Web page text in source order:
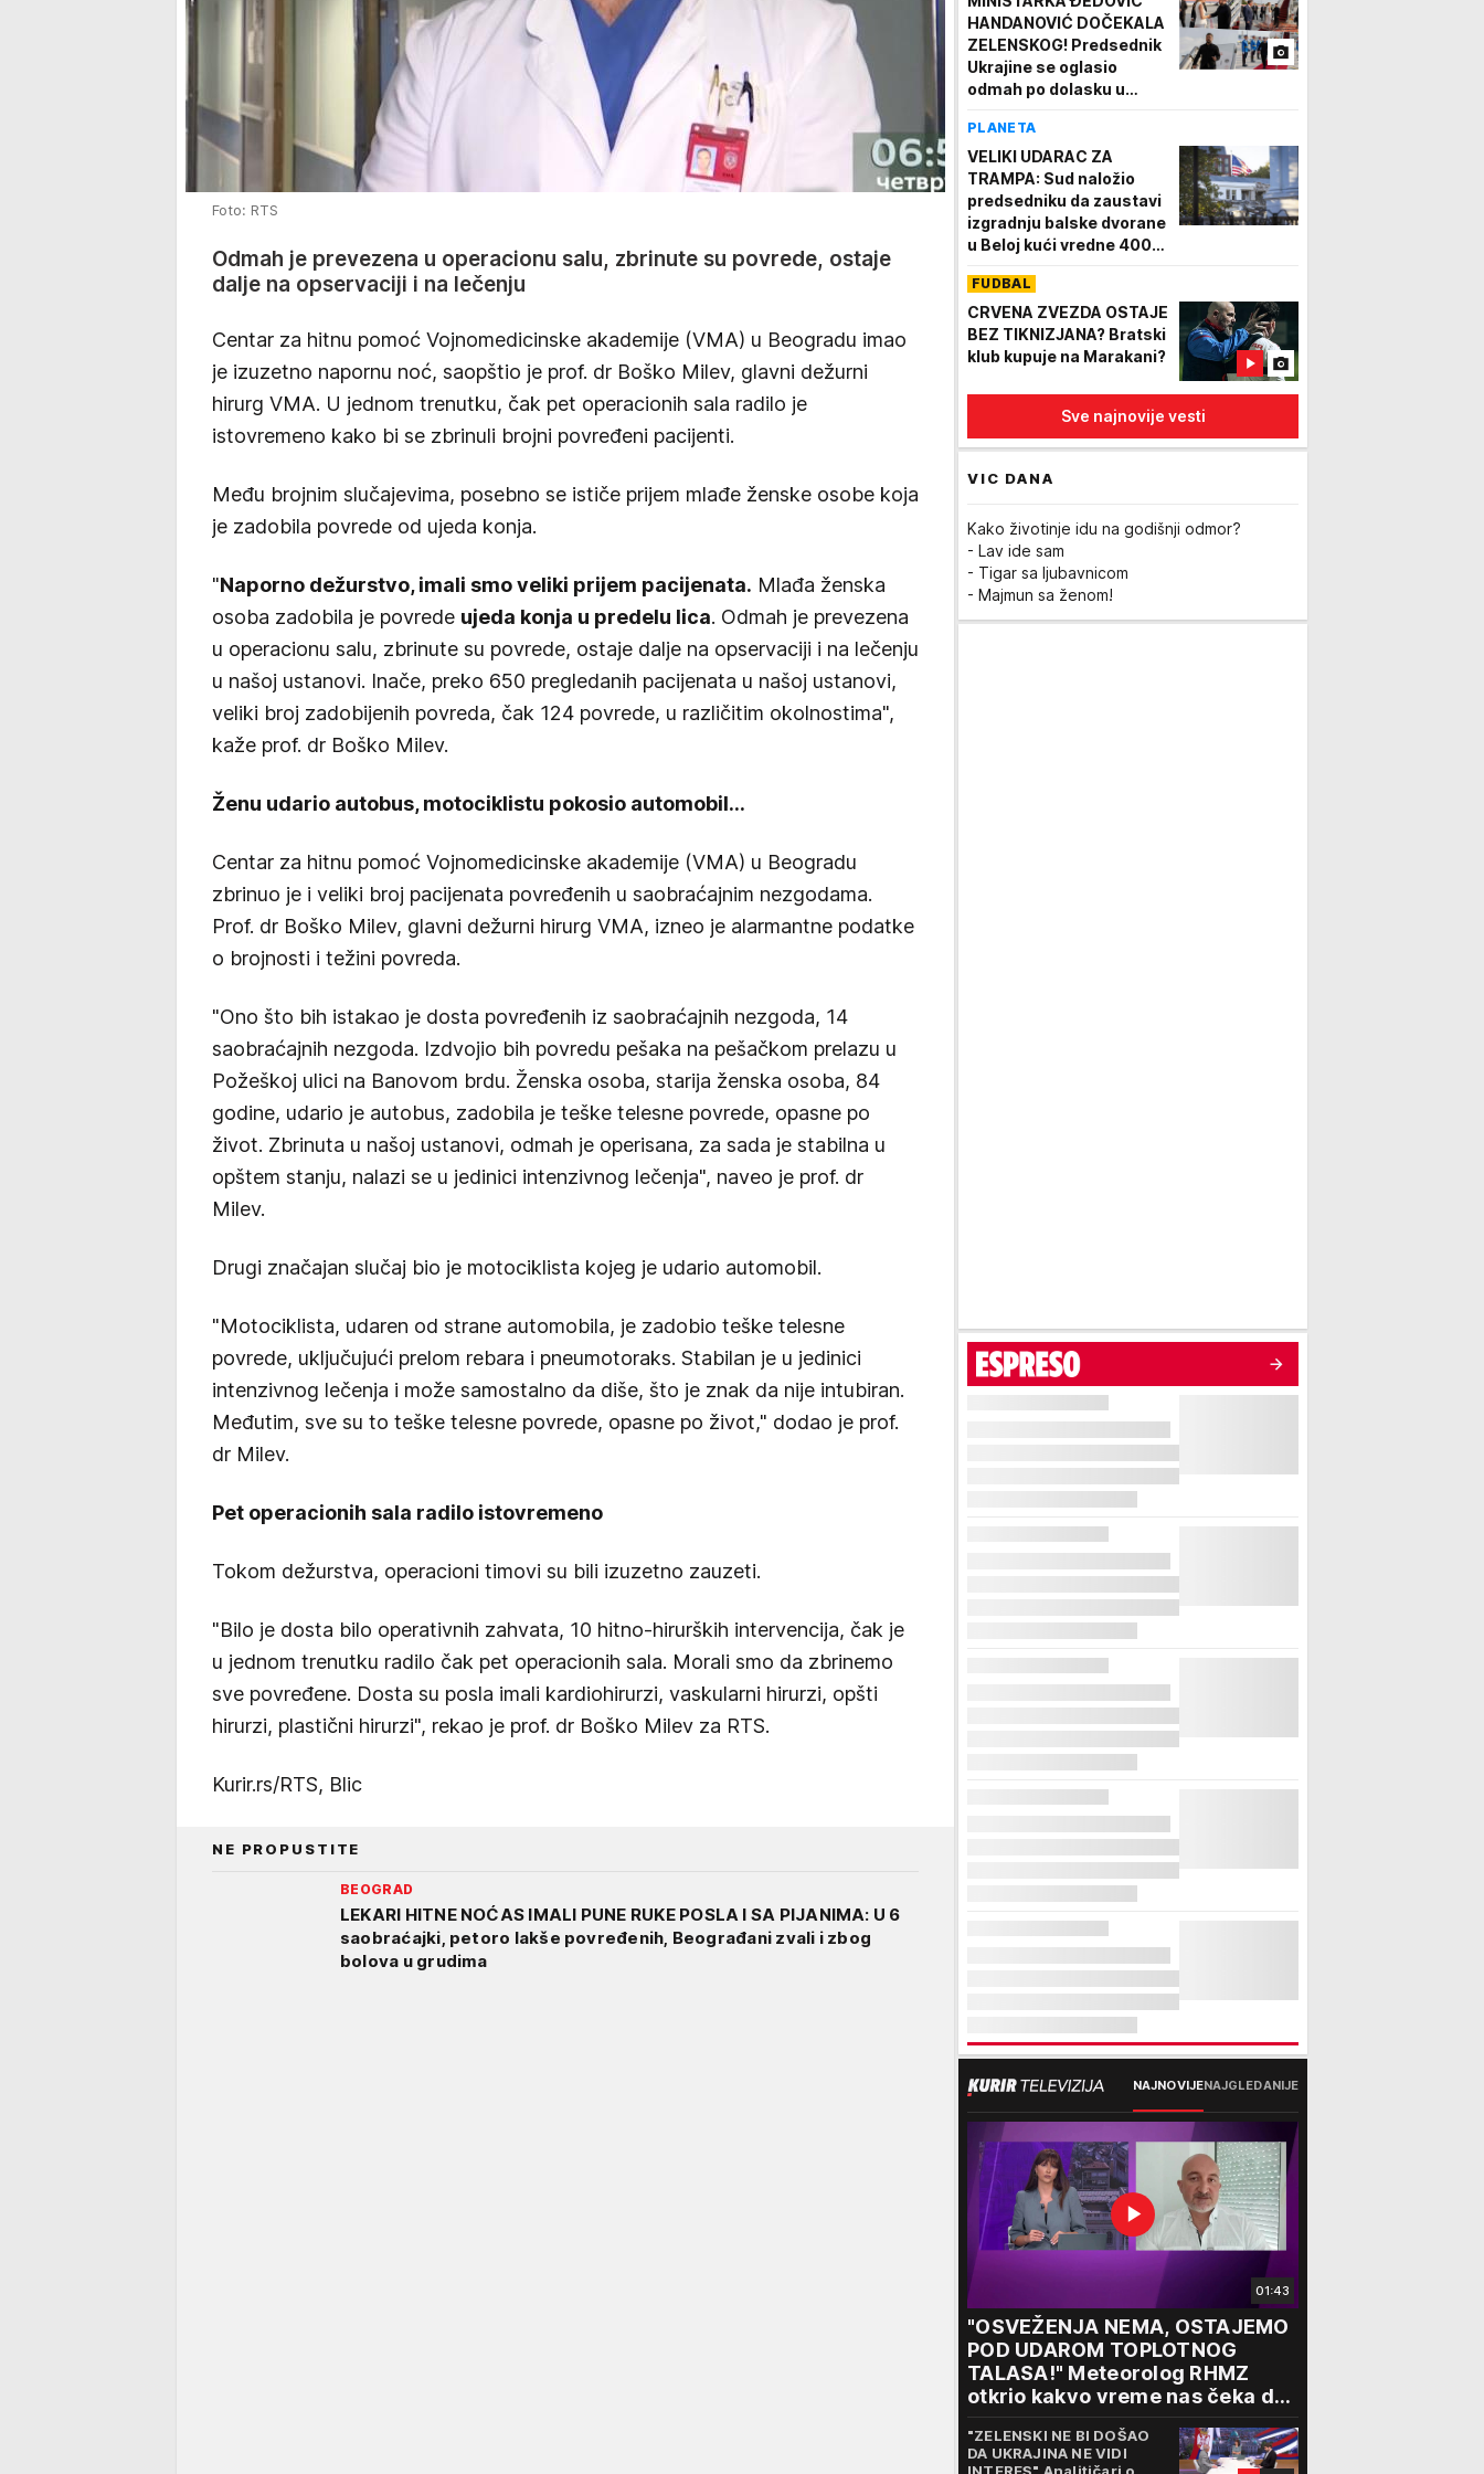
Foto: RTS
Odmah je prevezena u operacionu salu, zbrinute su povrede, ostaje
dalje na opservaciji i na lečenju
Centar za hitnu pomoć Vojnomedicinske akademije (VMA) u Beogradu imao
je izuzetno napornu noć, saopštio je prof. dr Boško Milev, glavni dežurni
hirurg VMA. U jednom trenutku, čak pet operacionih sala radilo je
istovremeno kako bi se zbrinuli brojni povređeni pacijenti.
Među brojnim slučajevima, posebno se ističe prijem mlađe ženske osobe koja
je zadobila povrede od ujeda konja.
"Naporno dežurstvo, imali smo veliki prijem pacijenata. Mlađa ženska
osoba zadobila je povrede ujeda konja u predelu lica. Odmah je prevezena
u operacionu salu, zbrinute su povrede, ostaje dalje na opservaciji i na lečenju
u našoj ustanovi. Inače, preko 650 pregledanih pacijenata u našoj ustanovi,
veliki broj zadobijenih povreda, čak 124 povrede, u različitim okolnostima",
kaže prof. dr Boško Milev.
Ženu udario autobus, motociklistu pokosio automobil...
Centar za hitnu pomoć Vojnomedicinske akademije (VMA) u Beogradu
zbrinuo je i veliki broj pacijenata povređenih u saobraćajnim nezgodama.
Prof. dr Boško Milev, glavni dežurni hirurg VMA, izneo je alarmantne podatke
o brojnosti i težini povreda.
"Ono što bih istakao je dosta povređenih iz saobraćajnih nezgoda, 14
saobraćajnih nezgoda. Izdvojio bih povredu pešaka na pešačkom prelazu u
Požeškoj ulici na Banovom brdu. Ženska osoba, starija ženska osoba, 84
godine, udario je autobus, zadobila je teške telesne povrede, opasne po
život. Zbrinuta u našoj ustanovi, odmah je operisana, za sada je stabilna u
opštem stanju, nalazi se u jedinici intenzivnog lečenja", naveo je prof. dr
Milev.
Drugi značajan slučaj bio je motociklista kojeg je udario automobil.
"Motociklista, udaren od strane automobila, je zadobio teške telesne
povrede, uključujući prelom rebara i pneumotoraks. Stabilan je u jedinici
intenzivnog lečenja i može samostalno da diše, što je znak da nije intubiran.
Međutim, sve su to teške telesne povrede, opasne po život," dodao je prof.
dr Milev.
Pet operacionih sala radilo istovremeno
Tokom dežurstva, operacioni timovi su bili izuzetno zauzeti.
"Bilo je dosta bilo operativnih zahvata, 10 hitno-hirurških intervencija, čak je
u jednom trenutku radilo čak pet operacionih sala. Morali smo da zbrinemo
sve povređene. Dosta su posla imali kardiohirurzi, vaskularni hirurzi, opšti
hirurzi, plastični hirurzi", rekao je prof. dr Boško Milev za RTS.
Kurir.rs/RTS, Blic
NE PROPUSTITE
BEOGRAD
LEKARI HITNE NOĆAS IMALI PUNE RUKE POSLA I SA PIJANIMA: U 6
saobraćajki, petoro lakše povređenih, Beograđani zvali i zbog
bolova u grudima
HANDANOVIĆ DOČEKALA
ZELENSKOG! Predsednik
Ukrajine se oglasio
odmah po dolasku u
razgovarati s Vučićem
FOTO/VIDEO
PLANETA
VELIKI UDARAC ZA
TRAMPA: Sud naložio
predsedniku da zaustavi
izgradnju balske dvorane
u Beloj kući vredne 400
FUDBAL
CRVENA ZVEZDA OSTAJE
BEZ TIKNIZJANA? Bratski
klub kupuje na Marakani?
Sve najnovije vesti
VIC DANA
Kako životinje idu na godišnji odmor?
- Lav ide sam
- Tigar sa ljubavnicom
- Majmun sa ženom!
NAJNOVIJENAJGLEDANIJE
01:43
"OSVEŽENJA NEMA, OSTAJEMO
POD UDAROM TOPLOTNOG
TALASA!" Meteorolog RHMZ
otkrio kakvo vreme nas čeka do
kraja avgusta
"ZELENSKI NE BI DOŠAO
DA UKRAJINA NE VIDI
INTERES" Analitičari o